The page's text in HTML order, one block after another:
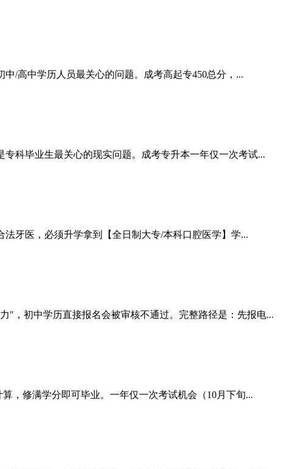
/高中学历人员最关心的问题。成考高起专450总分，...
科毕业生最关心的现实问题。成考专升本一年仅一次考试...
牙医，必须升学拿到【全日制大专/本科口腔医学】学...
，初中学历直接报名会被审核不通过。完整路径是：先报电...
，修满学分即可毕业。一年仅一次考试机会（10月下旬...